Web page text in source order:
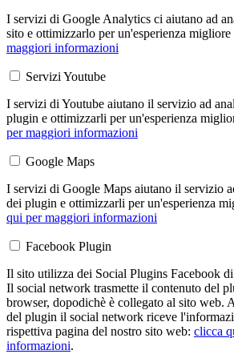
I servizi di Google Analytics ci aiutano ad
sito e ottimizzarlo per un'esperienza migliore
maggiori informazioni
Servizi Youtube
I servizi di Youtube aiutano il servizio ad
plugin e ottimizzarli per un'esperienza
per maggiori informazioni
Google Maps
I servizi di Google Maps aiutano il servizio
dei plugin e ottimizzarli per un'esperienza
qui per maggiori informazioni
Facebook Plugin
Il sito utilizza dei Social Plugins Facebook
Il social network trasmette il contenuto del
browser, dopodichè è collegato al sito web.
del plugin il social network riceve
rispettiva pagina del nostro sito web: clicca
informazioni.